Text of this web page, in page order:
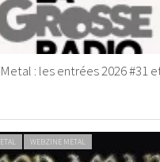
: les entrées 2026 #31
WEBZINE METAL